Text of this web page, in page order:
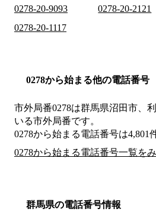
0278-20-9093
0278-20-2121
0278-20-1117
0278から始まる他の電話番号
市外局番0278は群馬県沼田市、
いる市外局番です。
0278から始まる電話番号は4,801
0278から始まる電話番号一覧を
群馬県の電話番号情報